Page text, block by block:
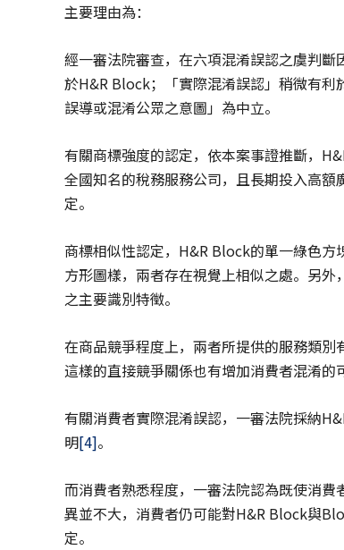
主要理由為：
經一審法院審查，在六項混淆誤認之虞判
於H&R Block；「實際混淆誤認」稍微有
誤導或混淆公眾之意圖」為中立。
有關商標強度的認定，依本案事證推斷，
全國知名的稅務服務公司，且長期投入高
定。
商標相似性認定，H&R Block的單一綠色
方形圖樣，兩者存在視覺上相似之處。另
之主要識別特徵。
在商品競爭程度上，兩者所提供的服務類
這樣的直接競爭關係也有增加消費者混淆的
有關消費者實際混淆誤認，一審法院採納
明[4]。
而消費者熟悉程度，一審法院認為既使消
異並不大，消費者仍可能對H&R Block與
定。